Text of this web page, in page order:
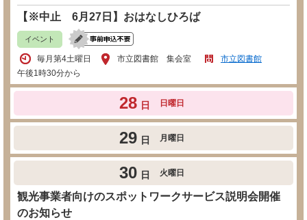
【※中止 6月27日】おはなしひろば
イベント
毎月第4土曜日
午後1時30分から
市立図書館 集会室 市立図書館
28 日 日曜日
29 日 月曜日
30 日 火曜日
観光事業者向けのスポットワークサービス説明会開催
のお知らせ